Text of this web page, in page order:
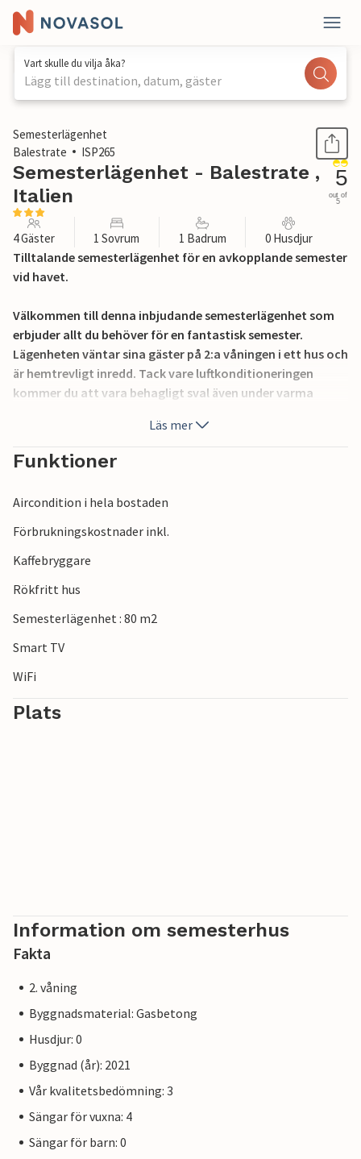
Vart skulle du vilja åka?
Lägg till destination, datum, gäster
1 / 25
Semesterlägenhet
Balestrate
ISP265
Semesterlägenhet - Balestrate ,
Italien
5
out of
5
4 Gäster 1 Sovrum 1 Badrum 0 Husdjur
Tilltalande semesterlägenhet för en avkopplande semester
vid havet.
Välkommen till denna inbjudande semesterlägenhet som
erbjuder allt du behöver för en fantastisk semester.
Lägenheten väntar sina gäster på 2:a våningen i ett hus och
är hemtrevligt inredd. Tack vare luftkonditioneringen
kommer du att vara behagligt sval även under varma
Det finns 2 parkeringsplatser för dina bilar på fastigheten.
badglädje och sol. Du kan också nå shoppingmöjligheter
och restauranger till fots.
Njut av din vistelse i detta inbjudande semesterhus.
Läs mer
Funktioner
Aircondition i hela bostaden
Förbrukningskostnader inkl.
Kaffebryggare
Rökfritt hus
Semesterlägenhet : 80 m2
Smart TV
WiFi
Plats
Information om semesterhus
Fakta
2. våning
Byggnadsmaterial: Gasbetong
Husdjur: 0
Byggnad (år): 2021
Vår kvalitetsbedömning: 3
Sängar för vuxna: 4
Sängar för barn: 0